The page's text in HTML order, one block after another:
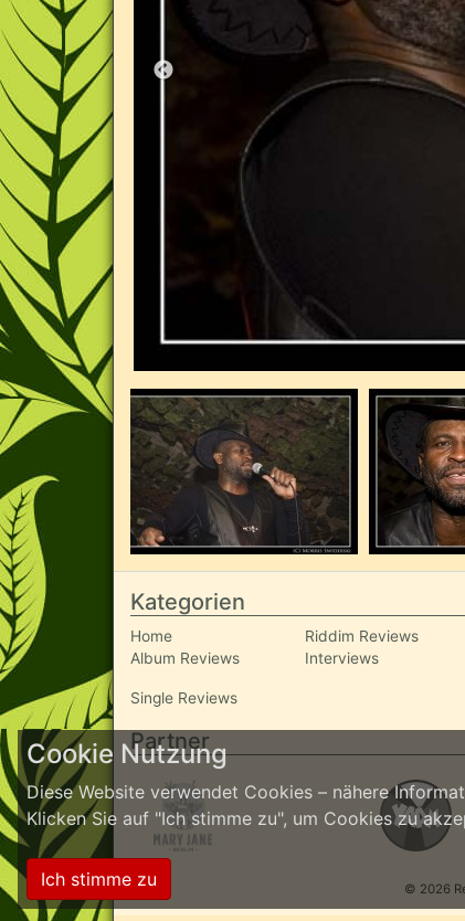
Kategorien
Home
Album Reviews
Riddim Reviews
Interviews
Single Reviews
Partner
© 2026
Cookie Nutzung
Diese Website verwendet Cookies – nähere
Klicken Sie auf "Ich stimme zu", um Cookies zu
Ich stimme zu